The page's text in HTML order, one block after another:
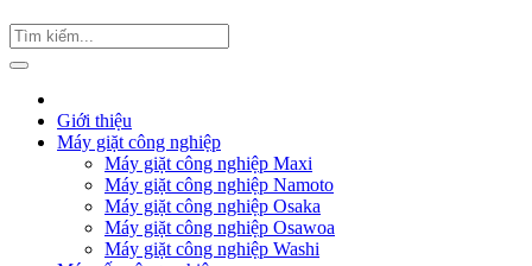
Giới thiệu
Máy giặt công nghiệp
Máy giặt công nghiệp Maxi
Máy giặt công nghiệp Namoto
Máy giặt công nghiệp Osaka
Máy giặt công nghiệp Osawoa
Máy giặt công nghiệp Washi